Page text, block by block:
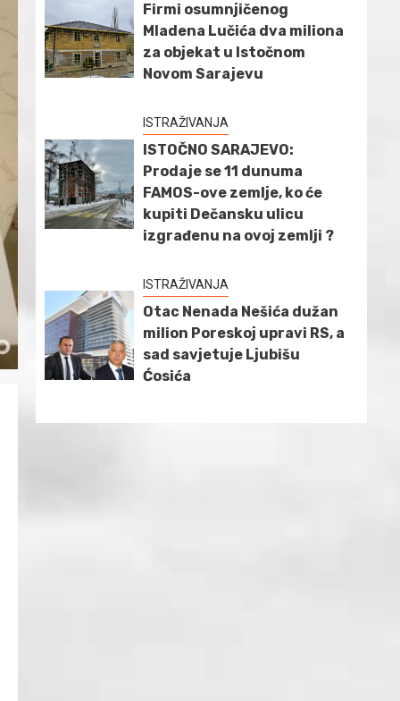
Firmi osumnjičenog
Mladena Lučića dva miliona
za objekat u Istočnom
Novom Sarajevu
ISTRAŽIVANJA
ISTOČNO SARAJEVO:
Prodaje se 11 dunuma
FAMOS-ove zemlje, ko će
kupiti Dečansku ulicu
izgrađenu na ovoj zemlji ?
ISTRAŽIVANJA
Otac Nenada Nešića dužan
milion Poreskoj upravi RS, a
sad savjetuje Ljubišu
Ćosića